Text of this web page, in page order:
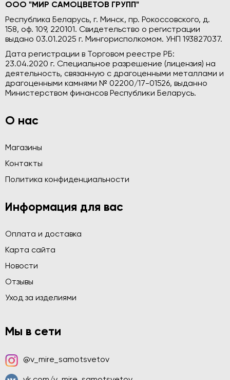
ООО "МИР САМОЦВЕТОВ ГРУПП"
Республика Беларусь, г. Минск, пр. Рокоссовского, д.
158, оф. 109, 220101. Свидетельство о регистрации
выдано 03.01.2025 г. Мингорисполкомом. УНП 193827037.
Дата регистрации в Торговом реестре РБ:
23.04.2020 г. Специальное разрешение (лицензия) на
деятельность, связанную с драгоценными металлами и
драгоценными камнями № 02200/17-01526, выданно
Министерством финансов Республики Беларусь.
О нас
Магазины
Контакты
Политика конфиденциальности
Информация для вас
Оплата и доставка
Карта сайта
Новости
Отзывы
Уход за изделиями
Мы в сети
@v_mire_samotsvetov